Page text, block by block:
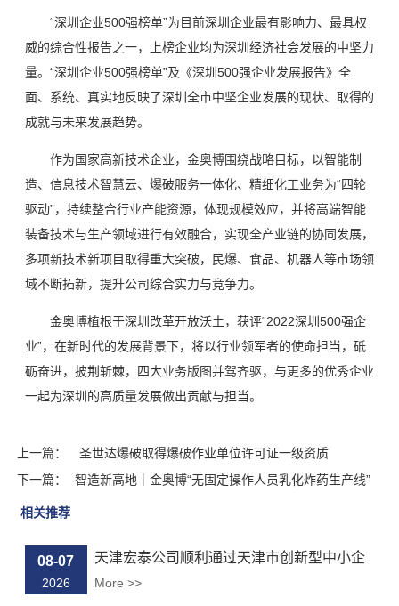
“深圳企业500强榜单”为目前深圳企业最有影响力、最具权
威的综合性报告之一，上榜企业均为深圳经济社会发展的中坚力
量。“深圳企业500强榜单”及《深圳500强企业发展报告》全
面、系统、真实地反映了深圳全市中坚企业发展的现状、取得的
成就与未来发展趋势。
作为国家高新技术企业，金奥博围绕战略目标，以智能制
造、信息技术智慧云、爆破服务一体化、精细化工业务为“四轮
驱动”，持续整合行业产能资源，体现规模效应，并将高端智能
装备技术与生产领域进行有效融合，实现全产业链的协同发展，
多项新技术新项目取得重大突破，民爆、食品、机器人等市场领
域不断拓新，提升公司综合实力与竞争力。
金奥博植根于深圳改革开放沃土，获评“2022深圳500强企
业”，在新时代的发展背景下，将以行业领军者的使命担当，砥
砺奋进，披荆斩棘，四大业务版图并驾齐驱，与更多的优秀企业
一起为深圳的高质量发展做出贡献与担当。
上一篇：
圣世达爆破取得爆破作业单位许可证一级资质
下一篇：
智造新高地｜金奥博“无固定操作人员乳化炸药生产线”
通过科...
相关推荐
08-07
2026
天津宏泰公司顺利通过天津市创新型中小企
业...
More >>